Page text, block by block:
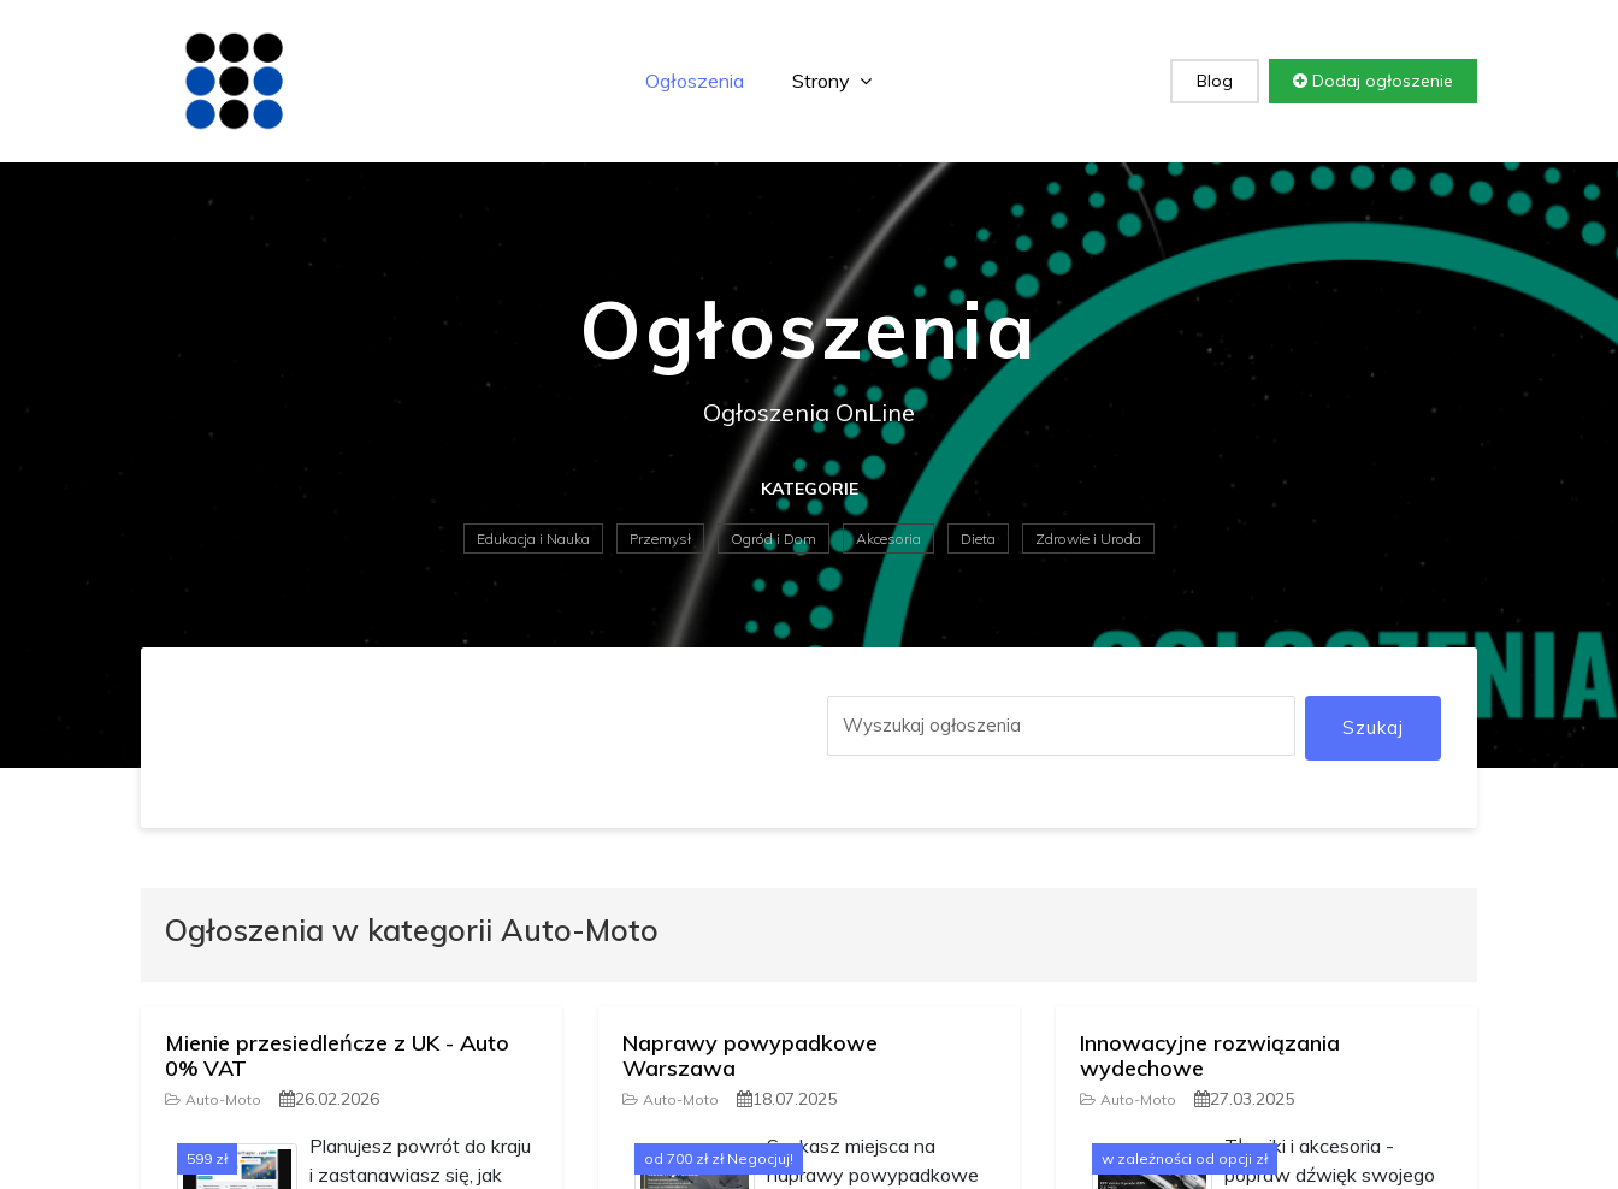
Ogłoszenia Strony Blog Dodaj ogłoszenie
Ogłoszenia
Ogłoszenia OnLine
KATEGORIE
Edukacja i Nauka Przemysł Ogród i Dom Akcesoria Dieta Zdrowie i Uroda
Szukaj
Ogłoszenia w kategorii Auto-Moto
Mienie przesiedleńcze z UK - Auto
0% VAT
Auto-Moto 26.02.2026
599 zł
Planujesz powrót do kraju
i zastanawiasz się, jak
Naprawy powypadkowe
Warszawa
Auto-Moto 18.07.2025
od 700 zł zł Negocjuj!
Szukasz miejsca na
naprawy powypadkowe
Innowacyjne rozwiązania
wydechowe
Auto-Moto 27.03.2025
w zależności od opcji zł
Tłumiki i akcesoria -
popraw dźwięk swojego